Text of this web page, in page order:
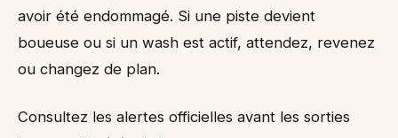
avoir été endommagé. Si une piste devient
boueuse ou si un wash est actif, attendez, revenez
ou changez de plan.
Consultez les alertes officielles avant les sorties